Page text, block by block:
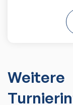
Weitere